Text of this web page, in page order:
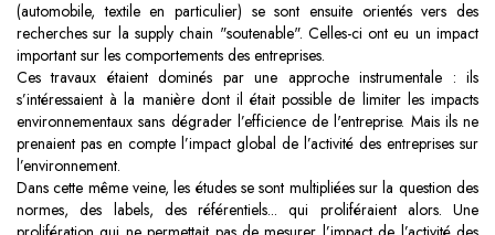
(automobile, textile en particulier) se sont ensuite orientés vers des
recherches sur la supply chain "soutenable". Celles-ci ont eu un impact
important sur les comportements des entreprises.
Ces travaux étaient dominés par une approche instrumentale : ils
s’intéressaient à la manière dont il était possible de limiter les impacts
environnementaux sans dégrader l’efficience de l'entreprise. Mais ils ne
prenaient pas en compte l’impact global de l’activité des entreprises sur
l’environnement.
Dans cette même veine, les études se sont multipliées sur la question des
normes, des labels, des référentiels... qui proliféraient alors. Une